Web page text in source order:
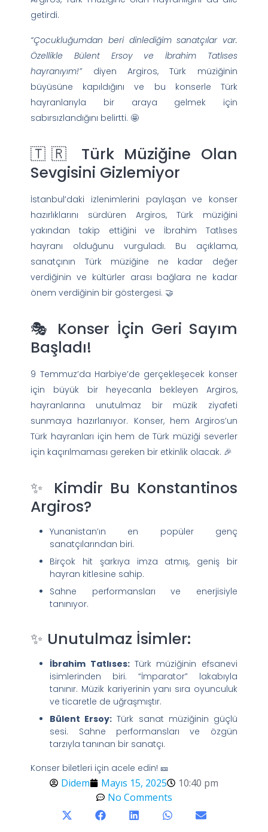
getirdi.
“Çocukluğumdan beri dinlediğim sanatçılar var.
Özellikle Bülent Ersoy ve İbrahim Tatlıses
hayranıyım!”diyen Argiros, Türk müziğinin
büyüsüne kapıldığını ve bu konserle Türk
hayranlarıyla bir araya gelmek için
sabırsızlandığını belirtti. 🤩
🇹🇷 Türk Müziğine Olan
Sevgisini Gizlemiyor
İstanbul’daki izlenimlerini paylaşan ve konser
hazırlıklarını sürdüren Argiros, Türk müziğini
yakından takip ettiğini ve İbrahim Tatlıses
hayranı olduğunu vurguladı. Bu açıklama,
sanatçının Türk müziğine ne kadar değer
verdiğinin ve kültürler arası bağlara ne kadar
önem verdiğinin bir göstergesi. 🤝
🎭 Konser İçin Geri Sayım
Başladı!
9 Temmuz’da Harbiye’de gerçekleşecek konser
için büyük bir heyecanla bekleyen Argiros,
hayranlarına unutulmaz bir müzik ziyafeti
sunmaya hazırlanıyor. Konser, hem Argiros’un
Türk hayranları için hem de Türk müziği severler
için kaçırılmaması gereken bir etkinlik olacak. 🎉
✨ Kimdir Bu Konstantinos
Argiros?
Yunanistan’ın en popüler genç
sanatçılarından biri.
Birçok hit şarkıya imza atmış, geniş bir
hayran kitlesine sahip.
Sahne performansları ve enerjisiyle
tanınıyor.
✨ Unutulmaz İsimler:
İbrahim Tatlıses:Türk müziğinin efsanevi
isimlerinden biri. “İmparator” lakabıyla
tanınır. Müzik kariyerinin yanı sıra oyunculuk
ve ticaretle de uğraşmıştır.
Bülent Ersoy: Türk sanat müziğinin güçlü
sesi. Sahne performansları ve özgün
tarzıyla tanınan bir sanatçı.
Konser biletleri için acele edin! 🎫
Didem Mayıs 15, 2025
10:40 pm
No Comments